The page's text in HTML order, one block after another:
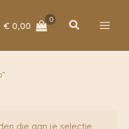
€ 0,00 Zoeken
die aan je selectie